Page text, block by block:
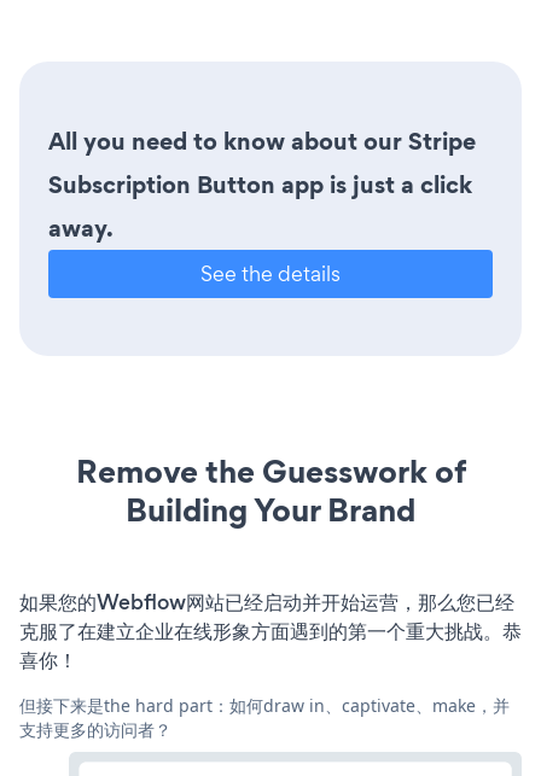
All you need to know about our Stripe
Subscription Button app is just a click
away.
See the details
Remove the Guesswork of
Building Your Brand
如果您的Webflow网站已经启动并开始运营，那么您已经
克服了在建立企业在线形象方面遇到的第一个重大挑战。恭
喜你！
但接下来是the hard part：如何draw in、captivate、make，并
支持更多的访问者？